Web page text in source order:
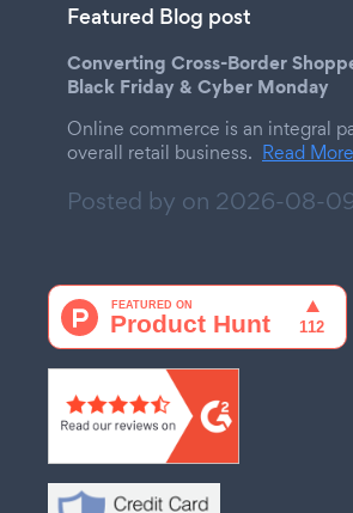
Featured Blog post
Converting Cross-Border
Black Friday & Cyber Monday
Online commerce is an integral
overall retail business. Read More
Posted by on 2026-08-